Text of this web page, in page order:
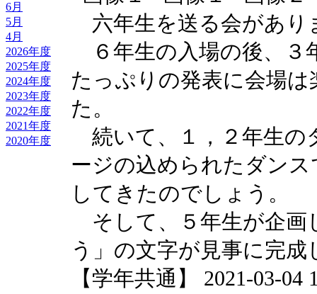
6月
5月
4月
2026年度
2025年度
2024年度
2023年度
2022年度
2021年度
2020年度
六年生を送る会があり
６年生の入場の後、３
たっぷりの発表に会場
た。
続いて、１，２年生の
ージの込められたダン
してきたのでしょう。
そして、５年生が企画
う」の文字が見事に完成
【学年共通】 2021-03-04